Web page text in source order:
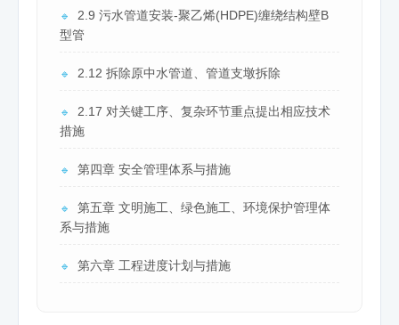
🔹
2.9 污水管道安装-聚乙烯(HDPE)缠绕结构壁B
型管
🔹 2.12 拆除原中水管道、管道支墩拆除
🔹
2.17 对关键工序、复杂环节重点提出相应技术
措施
🔹 第四章 安全管理体系与措施
🔹
第五章 文明施工、绿色施工、环境保护管理体
系与措施
🔹 第六章 工程进度计划与措施